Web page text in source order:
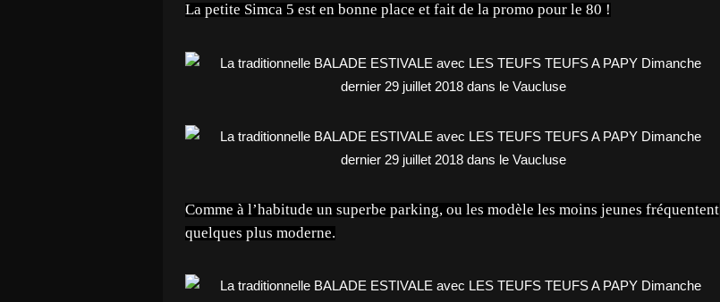
La petite Simca 5 est en bonne place et fait de la promo pour le 80 !
Comme à l’habitude un superbe parking, ou les modèle les moins jeunes fréquentent
quelques plus moderne.